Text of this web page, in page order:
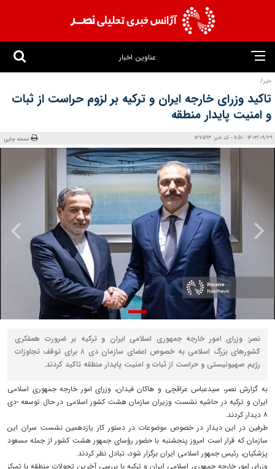
عناوین اخبار
خبر/
تاکید وزرای خارجه ایران و ترکیه بر لزوم حراست از ثبات
و امنیت پایدار منطقه
1403/09/29 - 11:51 - کد خبر: 127593 نسخه چاپی
نصر: وزرای امور خارجه جمهوری اسلامی ایران و ترکیه بر ضرورت همفکری
کشورهای بزرگ اسلامی به خصوص اعضای سازمان دی ۸ برای توقف تجاوزات
رژیم صهیونیستی و حراست از ثبات و امنیت پایدار منطقه تاکید کردند.
به گزارش نصر، سیدعباس عراقچی و هاکان فیدان، وزرای امور خارجه جمهوری اسلامی
ایران و ترکیه در حاشیه نشست وزیران سازمان هشت کشور اسلامی در حال توسعه -دی
۸ دیدار کردند.
طرفین در این دیدار در خصوص موضوعات در دستور کار یازدهمین نشست سران این
سازمان که قرار است امروز پنجشنبه با حضور رؤسای جمهور هشت کشور از جمله مسعود
پزشکیان، رئیس جمهور اسلامی ایران برگزار شود، تبادل نظر کردند.
وزرای امور خارجه جمهوری اسلامی ایران و ترکیه با بررسی آخرین تحولات منطقه با تمرکز